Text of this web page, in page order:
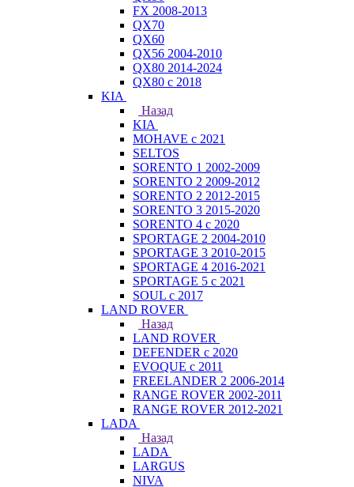
FX 2008-2013
QX70
QX60
QX56 2004-2010
QX80 2014-2024
QX80 c 2018
KIA
Назад
KIA
MOHAVE с 2021
SELTOS
SORENTO 1 2002-2009
SORENTO 2 2009-2012
SORENTO 2 2012-2015
SORENTO 3 2015-2020
SORENTO 4 с 2020
SPORTAGE 2 2004-2010
SPORTAGE 3 2010-2015
SPORTAGE 4 2016-2021
SPORTAGE 5 с 2021
SOUL с 2017
LAND ROVER
Назад
LAND ROVER
DEFENDER с 2020
EVOQUE с 2011
FREELANDER 2 2006-2014
RANGE ROVER 2002-2011
RANGE ROVER 2012-2021
LADA
Назад
LADA
LARGUS
NIVA